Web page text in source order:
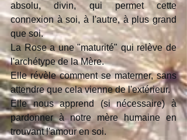
absolu, divin, qui permet cette
connexion à soi, à l'autre, à plus grand
que soi.
La Rose a une "maturité" qui relève de
l'archétype de la Mère.
Elle révèle comment se materner, sans
attendre que cela vienne de l'extérieur.
Elle nous apprend (si nécessaire) à
pardonner à notre mère humaine en
trouvant l'amour en soi.